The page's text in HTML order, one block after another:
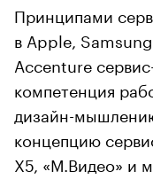
Принципами
в Apple,
Accenture
компетенция
дизайн-
концепцию
X5, «М.Видео» и